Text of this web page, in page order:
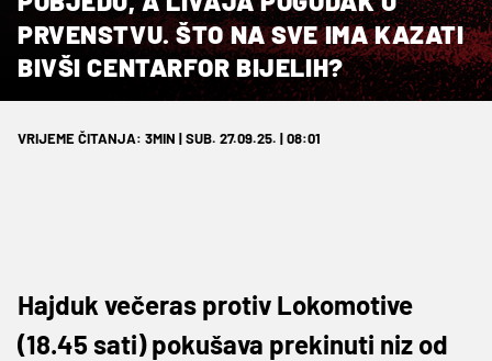
PRVENSTVU. ŠTO NA SVE IMA KAZATI
BIVŠI CENTARFOR BIJELIH?
VRIJEME ČITANJA: 3MIN | SUB. 27.09.25. | 08:01
Hajduk večeras protiv Lokomotive
(18.45 sati) pokušava prekinuti niz od